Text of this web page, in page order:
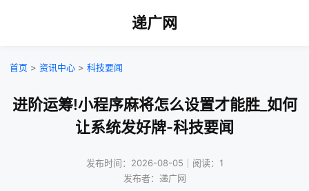
递广网
首页 > 资讯中心 > 科技要闻
进阶运筹!小程序麻将怎么设置才能胜_如何
让系统发好牌-科技要闻
发布时间：2026-08-05｜阅读：1
发布者：递广网